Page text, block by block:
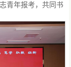
青年报考，共同书